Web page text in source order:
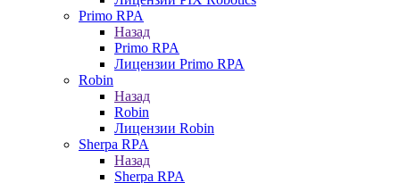
Primo RPA
Назад
Primo RPA
Лицензии Primo RPA
Robin
Назад
Robin
Лицензии Robin
Sherpa RPA
Назад
Sherpa RPA